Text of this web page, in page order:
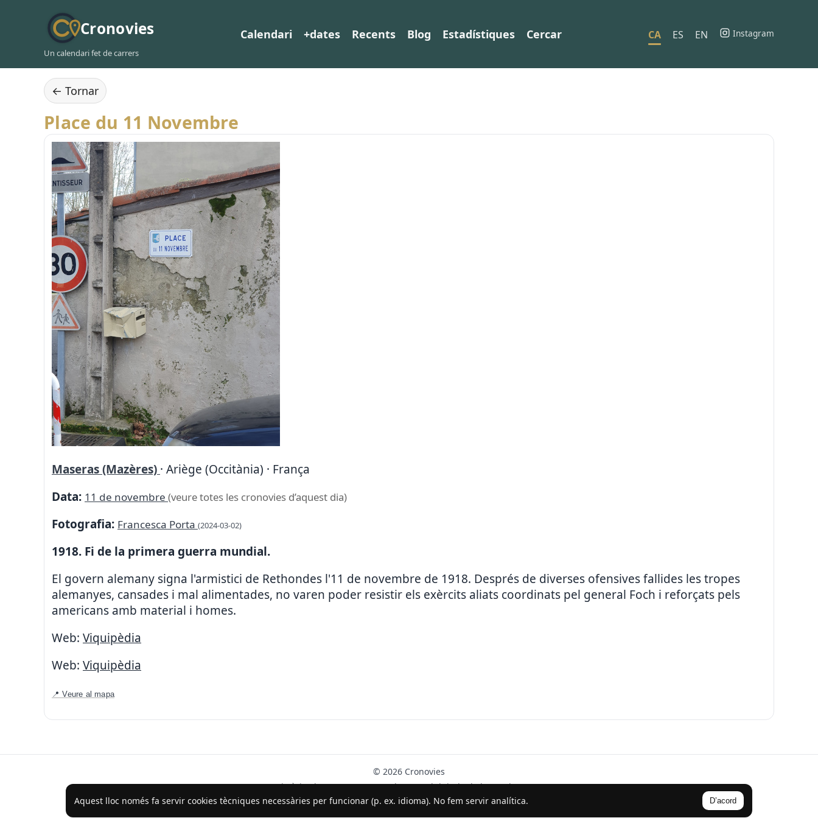
Cronovies
Un calendari fet de carrers
Calendari +dates Recents Blog Estadístiques Cercar CA ES EN Instagram
Aquest lloc només fa servir cookies tècniques necessàries per funcionar (p. ex. idioma). No fem servir analítica. D’acord
← Tornar
Place du 11 Novembre
Maseras (Mazères) · Ariège (Occitània) · França
Data: 11 de novembre (veure totes les cronovies d’aquest dia)
Fotografia: Francesca Porta (2024-03-02)
1918. Fi de la primera guerra mundial.
El govern alemany signa l'armistici de Rethondes l'11 de novembre de 1918. Després de diverses ofensives fallides les tropes
alemanyes, cansades i mal alimentades, no varen poder resistir els exèrcits aliats coordinats pel general Foch i reforçats pels
americans amb material i homes.
Web: Viquipèdia
Web: Viquipèdia
📍 Veure al mapa
© 2026 Cronovies
Història als carrers · Desenvolupat amb l’ajuda de la IA (ChatGPT).
Segueix-nos a Instagram